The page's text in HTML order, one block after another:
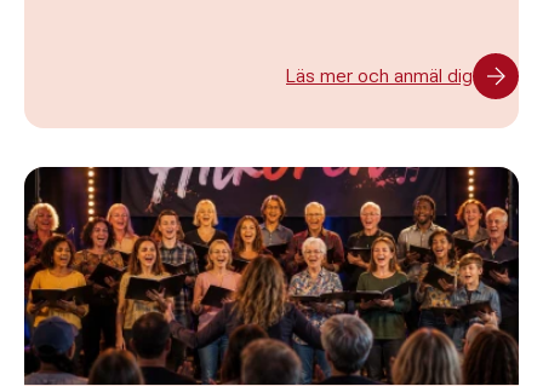
Läs mer och anmäl dig